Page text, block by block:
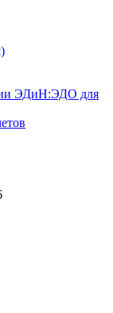
ЭДиН:ЭДО для